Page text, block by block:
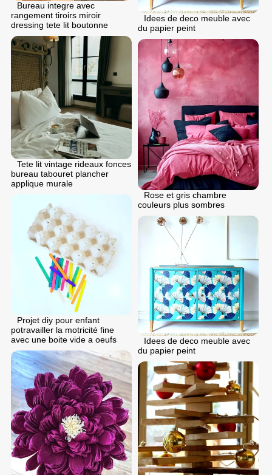
Idees de deco meuble avec
du papier peint
Bureau integre avec
rangement tiroirs miroir
dressing tete lit boutonne
Tete lit vintage rideaux fonces
bureau tabouret plancher
applique murale
Rose et gris chambre
couleurs plus sombres
Projet diy pour enfant
potravailler la motricité fine
avec une boite vide a oeufs
Idees de deco meuble avec
du papier peint